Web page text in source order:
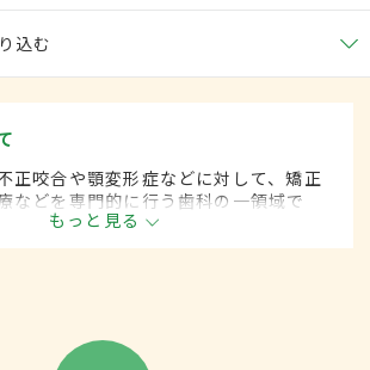
込む
正咬合や顎変形症などに対して、矯正
などを専門的に行う歯科の一領域で
もっと見る